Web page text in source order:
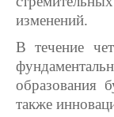
изменений.
В течение
образования
также